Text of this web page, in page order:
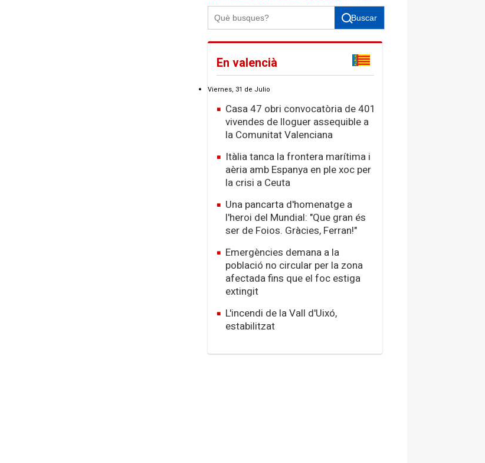
Buscar
En valencià
Viernes, 31 de Julio
Casa 47 obri convocatòria de 401
vivendes de lloguer assequible a
la Comunitat Valenciana
Itàlia tanca la frontera marítima i
aèria amb Espanya en ple xoc per
la crisi a Ceuta
Una pancarta d'homenatge a
l'heroi del Mundial: "Que gran és
ser de Foios. Gràcies, Ferran!"
Emergències demana a la
població no circular per la zona
afectada fins que el foc estiga
extingit
L'incendi de la Vall d'Uixó,
estabilitzat